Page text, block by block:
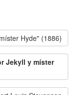
Hyde" (1886)
Jekyll y míster